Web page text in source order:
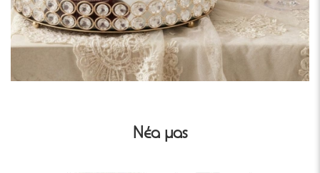
Νέα μας